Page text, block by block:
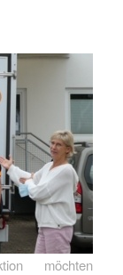
möchten